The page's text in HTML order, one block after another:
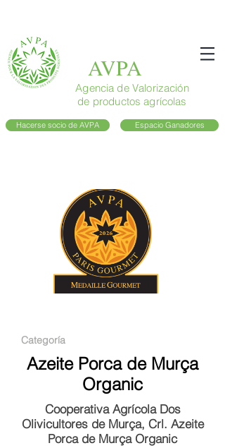
AVPA
Agencia de Valorización
de productos agrícolas
Hacerse socio de AVPA Espacio Ganadores
Categoría
Azeite Porca de Murça
Organic
Cooperativa Agrícola Dos
Olivicultores de Murça, Crl. Azeite
Porca de Murça Organic